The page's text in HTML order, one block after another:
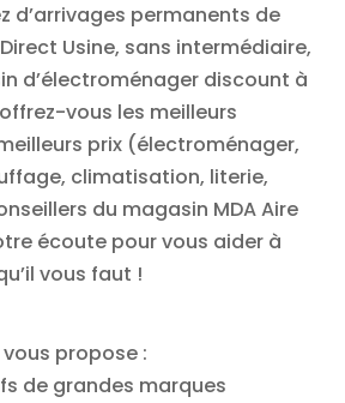
d’arrivages permanents de
Usine, sans intermédiaire,
d’électroménager discount à
offrez-vous les meilleurs
prix (électroménager,
climatisation, literie,
du magasin MDA Aire
écoute pour vous aider à
vous faut !
vous propose :
de grandes marques